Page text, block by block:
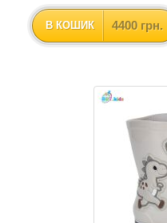
В КОШИК 4400 грн.